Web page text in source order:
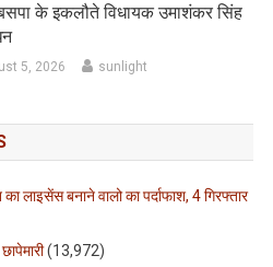
के इकलौते विधायक उमाशंकर सिंह
5, 2026 sunlight
लाइसेंस बनाने वालो का पर्दाफाश, 4 गिरफ्तार
(13,972)